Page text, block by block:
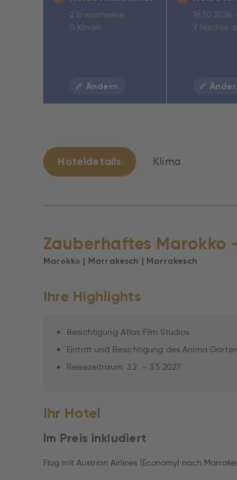
2 Erwachsene
0 Kinder
Ändern
16.10.2026
7 Nächte
Hoteldetails Klima
Zauberhaftes Marokko
Marokko | Marrakesch | Marrakesch
Ihre Highlights
Besichtigung Atlas Film Studios
Eintritt und Besichtigung des Anima
Reisezeitraum: 3.2. – 3.5.2027
Ihr Hotel
Im Preis inkludiert
Flug mit Austrian Airlines (Economy) nach